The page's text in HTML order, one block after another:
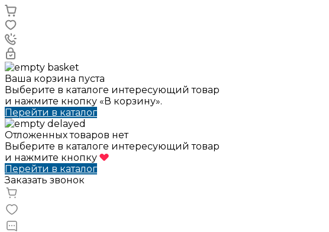
Ваша корзина пуста
Выберите в каталоге интересующий товар
и нажмите кнопку «В корзину».
Перейти в каталог
Отложенных товаров нет
Выберите в каталоге интересующий товар
и нажмите кнопку
Перейти в каталог
Заказать звонок